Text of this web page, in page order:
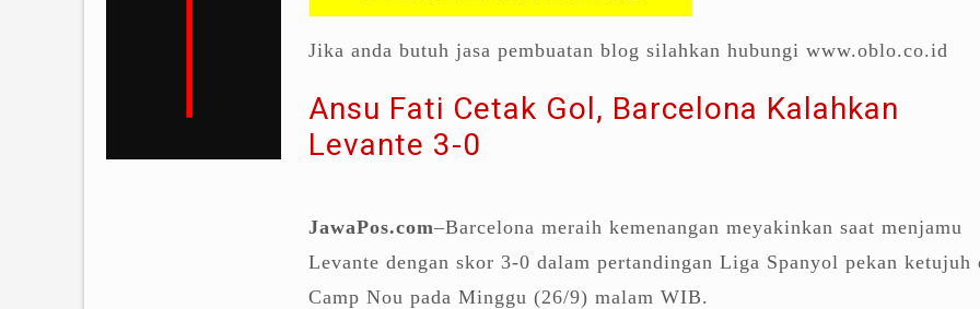
Jika anda butuh jasa pembuatan blog silahkan hubungi www.oblo.co.id
Ansu Fati Cetak Gol, Barcelona Kalahkan
Levante 3-0
JawaPos.com–Barcelona meraih kemenangan meyakinkan saat menjamu
Levante dengan skor 3-0 dalam pertandingan Liga Spanyol pekan ketujuh
Camp Nou pada Minggu (26/9) malam WIB.